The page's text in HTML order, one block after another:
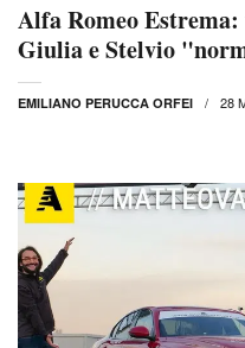
Alfa Romeo
Giulia e Stelvio
EMILIANO PERUCCA ORFEI 28